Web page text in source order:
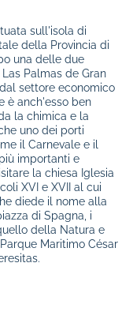
sull'isola di
della Provincia di
una delle due
Palmas de Gran
settore economico
è anch'esso ben
la chimica e la
uno dei porti
il Carnevale e il
importanti e
la chiesa Iglesia
XVI e XVII al cui
diede il nome alla
di Spagna, i
della Natura e
Maritimo César